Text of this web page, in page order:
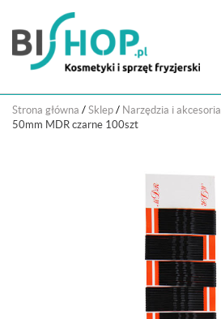
Strona główna / Sklep / Narzędzia i akcesoria
50mm MDR czarne 100szt